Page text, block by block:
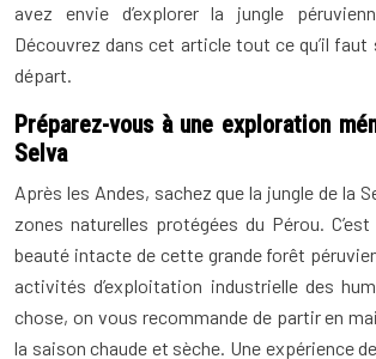
avez envie d’explorer la jungle
Découvrez dans cet article tout ce qu’il
départ.
Préparez-vous à une exploration
Selva
Après les Andes, sachez que la jungle de la
zones naturelles protégées du Pérou.
beauté intacte de cette grande forêt
activités d’exploitation industrielle des
chose, on vous recommande de partir en
la saison chaude et sèche. Une expérience